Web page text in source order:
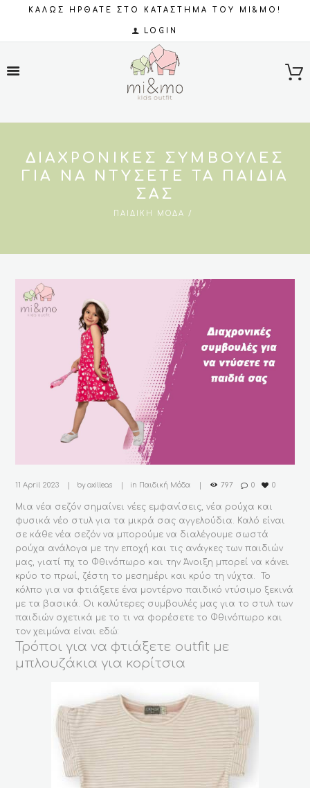
ΚΑΛΩΣ ΗΡΘΑΤΕ ΣΤΟ ΚΑΤΑΣΤΗΜΑ ΤΟΥ MI&MO!
LOGIN
ΔΙΑΧΡΟΝΙΚΈΣ ΣΥΜΒΟΥΛΈΣ
ΓΙΑ ΝΑ ΝΤΎΣΕΤΕ ΤΑ ΠΑΙΔΙΆ
ΣΑΣ
ΠΑΙΔΙΚΉ ΜΌΔΑ
11 April 2023 byaxilleas in Παιδική Μόδα 797 0 0
Μια νέα σεζόν σημαίνει νέες εμφανίσεις, νέα ρούχα και
φυσικά νέο στυλ για τα μικρά σας αγγελούδια. Καλό είναι
σε κάθε νέα σεζόν να μπορούμε να διαλέγουμε σωστά
ρούχα ανάλογα με την εποχή και τις ανάγκες των παιδιών
μας, γιατί πχ το Φθινόπωρο και την Άνοιξη μπορεί να κάνει
κρύο το πρωί, ζέστη το μεσημέρι και κρύο τη νύχτα. Το
κόλπο για να φτιάξετε ένα μοντέρνο παιδικό ντύσιμο ξεκινά
με τα βασικά. Οι καλύτερες συμβουλές μας για το στυλ των
παιδιών σχετικά με το τι να φορέσετε το Φθινόπωρο και
τον χειμώνα είναι εδώ:
Τρόποι για να φτιάξετε outfit με
μπλουζάκια για κορίτσια